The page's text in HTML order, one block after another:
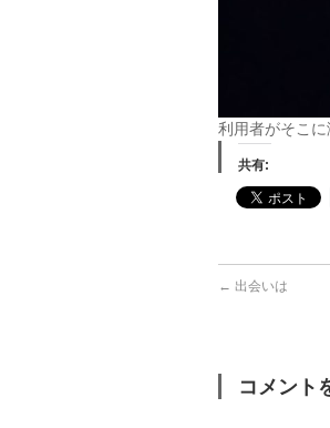
利用者がそこに
共有:
← 出会いは
コメント